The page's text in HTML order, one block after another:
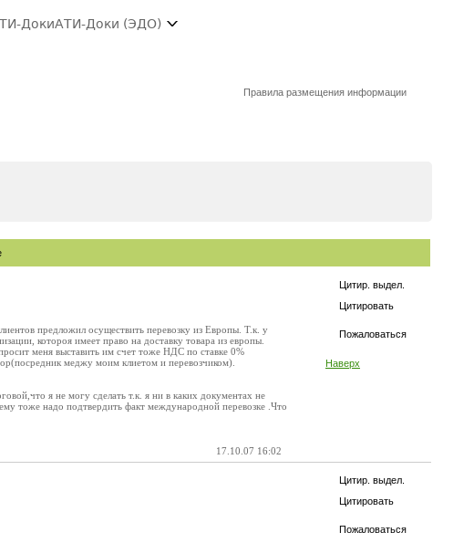
ДокиАТИ-Доки (ЭДО)
Правила размещения информации
Цитир. выдел.
Цитировать
Пожаловаться
Наверх
предложил осуществить перевозку из Европы. Т.к. у
котороя имеет право на доставку товара из европы.
меня выставить им счет тоже НДС по ставке 0%
меджу моим клиетом и перевозчиком).
я не могу сделать т.к. я ни в каких документах не
тоже надо подтвердить факт международной перевозке .Что
17.10.07 16:02
Цитир. выдел.
Цитировать
Пожаловаться